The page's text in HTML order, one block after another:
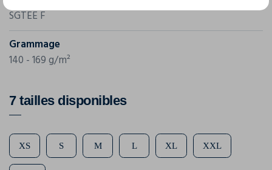
SGTEE F
Grammage
140 - 169 g/m²
7 tailles disponibles
XS S M L XL XXL